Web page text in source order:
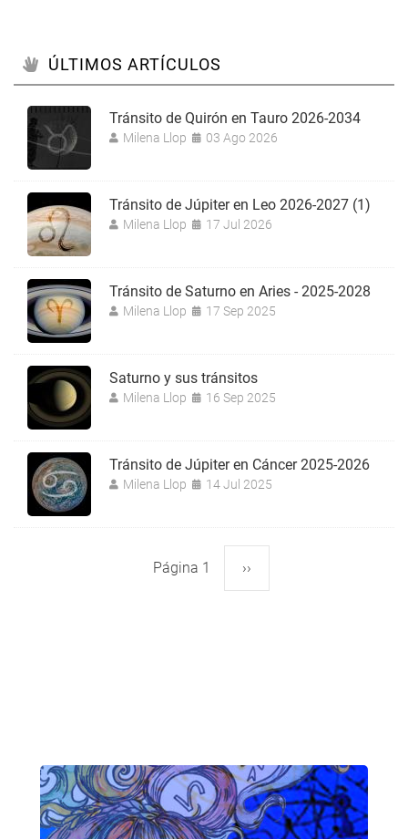
ÚLTIMOS ARTÍCULOS
Tránsito de Quirón en Tauro 2026-2034
Milena Llop 03 Ago 2026
Tránsito de Júpiter en Leo 2026-2027 (1)
Milena Llop 17 Jul 2026
Tránsito de Saturno en Aries - 2025-2028
Milena Llop 17 Sep 2025
Saturno y sus tránsitos
Milena Llop 16 Sep 2025
Tránsito de Júpiter en Cáncer 2025-2026
Milena Llop 14 Jul 2025
Página 1 Siguiente
››